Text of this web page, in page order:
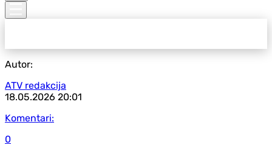
Autor:
ATV redakcija
18.05.2026 20:01
Komentari:
0